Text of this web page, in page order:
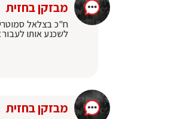
מבזקן בחזית
ח"כ בצלאל
לשכנע אותו
מבזקן בחזית